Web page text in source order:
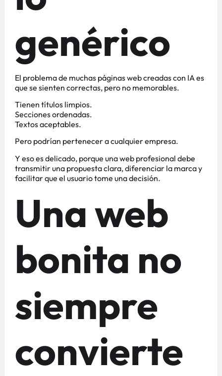
genérico
El problema de muchas páginas web creadas con IA es
que se sienten correctas, pero no memorables.
Tienen títulos limpios.
Secciones ordenadas.
Textos aceptables.
Pero podrían pertenecer a cualquier empresa.
Y eso es delicado, porque una web profesional debe
transmitir una propuesta clara, diferenciar la marca y
facilitar que el usuario tome una decisión.
Una web
bonita no
siempre
convierte